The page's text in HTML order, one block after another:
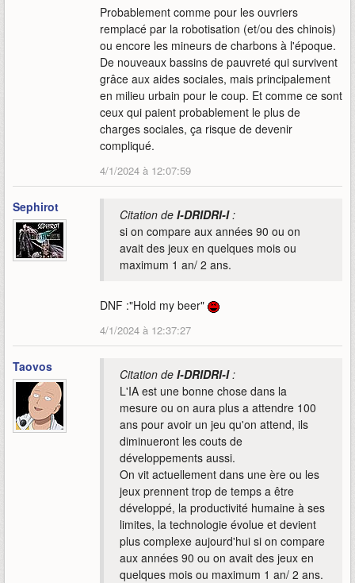
Probablement comme pour les ouvriers
remplacé par la robotisation (et/ou des chinois)
ou encore les mineurs de charbons à l'époque.
De nouveaux bassins de pauvreté qui survivent
grâce aux aides sociales, mais principalement
en milieu urbain pour le coup. Et comme ce sont
ceux qui paient probablement le plus de
charges sociales, ça risque de devenir
compliqué.
4/1/2024 à 12:07:59
Sephirot Citation de I-DRIDRI-I:
si on compare aux années 90 ou on
avait des jeux en quelques mois ou
maximum 1 an/ 2 ans.
DNF :"Hold my beer"
4/1/2024 à 12:37:27
Taovos Citation de I-DRIDRI-I:
L'IA est une bonne chose dans la
mesure ou on aura plus a attendre 100
ans pour avoir un jeu qu'on attend, ils
diminueront les couts de
développements aussi.
On vit actuellement dans une ère ou les
jeux prennent trop de temps a être
développé, la productivité humaine à ses
limites, la technologie évolue et devient
plus complexe aujourd'hui si on compare
aux années 90 ou on avait des jeux en
quelques mois ou maximum 1 an/ 2 ans.